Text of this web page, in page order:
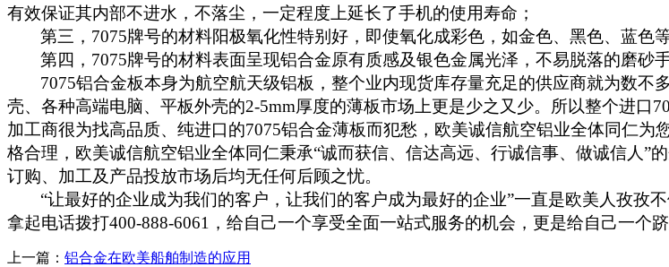
有效保证其内部不进水，不落尘，一定程度上延长了手机的使用寿命；
第三， 7075牌号的材料阳极氧化性特别好，即使氧化成彩色，如金色、黑色、蓝色
第四， 7075牌号的材料表面呈现铝合金原有质感及银色金属光泽，不易脱落的磨砂
7075铝合金板本身为航空航天级铝板，整个业内现货库存量充足的供应商就为数不
壳、各种高端电脑、平板外壳的2-5mm厚度的薄板市场上更是少之又少。所以整个进口
加工商很为找高品质、纯进口的7075铝合金薄板而犯愁，欧美诚信航空铝业全体同仁为
格合理，欧美诚信航空铝业全体同仁秉承“诚而获信、信达高远、行诚信事、做诚信人
订购、加工及产品投放市场后均无任何后顾之忧。
“让最好的企业成为我们的客户，让我们的客户成为最好的企业”一直是欧美人孜孜
拿起电话拨打400-888-6061 ，给自己一个享受全面一站式服务的机会，更是给自己一个
上一篇： 铝合金在欧美船舶制造的应用